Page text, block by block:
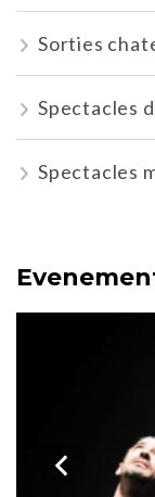
Sorties
Spectacles
Spectacles